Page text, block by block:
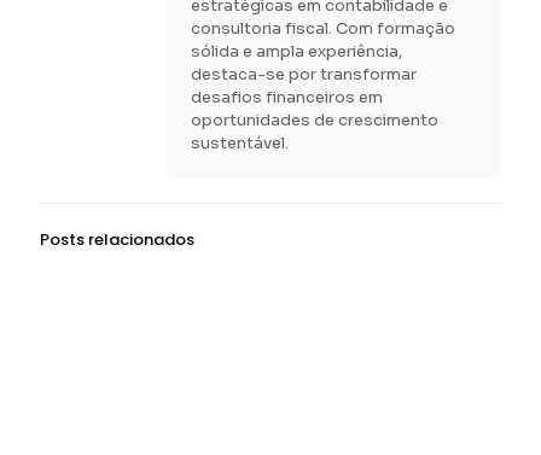
estratégicas em contabilidade e
consultoria fiscal. Com formação
sólida e ampla experiência,
destaca-se por transformar
desafios financeiros em
oportunidades de crescimento
sustentável.
Posts relacionados